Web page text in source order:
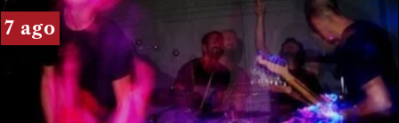
7 ago